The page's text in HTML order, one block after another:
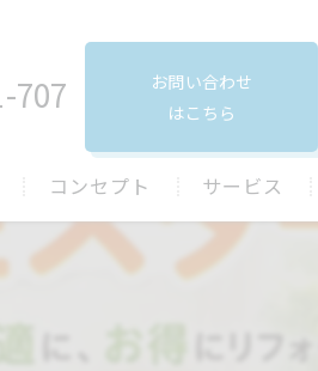
707
お問い合わせ
はこちら
コンセプト サービス
口コミ